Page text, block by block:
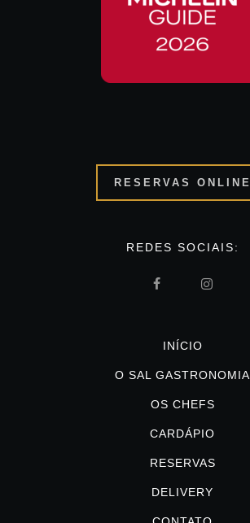
RESERVAS ONLINE
REDES SOCIAIS:
INÍCIO
O SAL GASTRONOMIA
OS CHEFS
CARDÁPIO
RESERVAS
DELIVERY